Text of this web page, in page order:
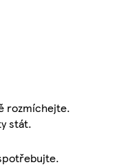
rozmíchejte.
stát.